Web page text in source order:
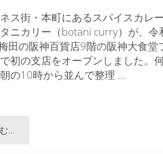
イスカレーは…
ス街・本町にあるスパイスカレー
ニカリー（botani curry）が、令
田の阪神百貨店9階の阪神大食堂
初の支店をオープンしました。
の10時から並んで整理 …
…
ニカリー 梅田店で限定メニューのキー